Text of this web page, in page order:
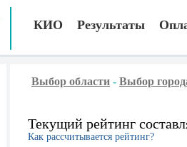
КИО Результаты
Выбор области - Выбор
Текущий рейтинг
Как рассчитывается рейтинг?